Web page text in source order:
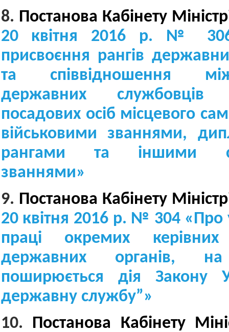
8. Постанова Кабінету
20 квітня 2016 р. №
присвоєння рангів
та співвідношення
державних
посадових осіб місцевого
військовими званнями,
рангами та іншими
званнями»
9. Постанова Кабінету
20 квітня 2016 р. № 304 «Про
праці окремих керівних
державних органів,
поширюється дія Закону
державну службу”»
10. Постанова Кабінету